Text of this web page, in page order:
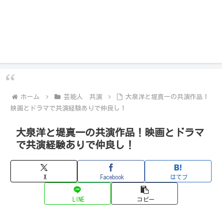
ホーム 芸能人 共演
大泉洋と堤真一の共演作品！
映画とドラマで共演経験ありで仲良し！
大泉洋と堤真一の共演作品！映画とドラマ
で共演経験ありで仲良し！
X Facebook はてブ
LINE コピー